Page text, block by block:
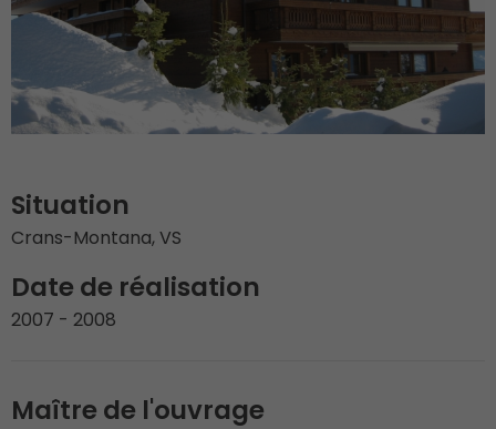
Situation
Crans-Montana, VS
Date de réalisation
2007 - 2008
Maître de l'ouvrage